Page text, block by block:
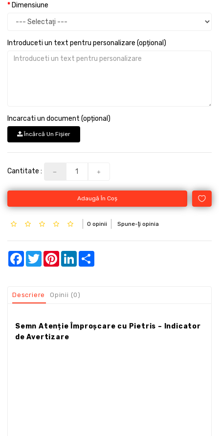
Dimensiune
Introduceti un text pentru personalizare (opțional)
Incarcati un document (opțional)
Încărcă Un Fişier
Cantitate :
Adaugă În Coş
0 opinii Spune-ţi opinia
Facebook
TwitterPinterestLinkedIn
Descriere Opinii (0)
Semn Atenție Împroșcare cu Pietris – Indicator
de Avertizare